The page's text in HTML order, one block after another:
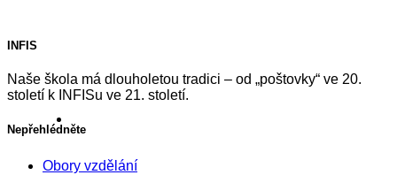
INFIS
Naše škola má dlouholetou tradici – od „poštovky“ ve 20.
století k INFISu ve 21. století.
Nepřehlédněte
Obory vzdělání